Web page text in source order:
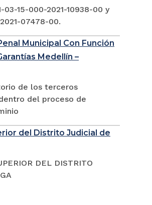
03-15-000-2021-10938-00 y
07478-00.
Municipal Con Función
Medellín –
de los terceros
del proceso de
del Distrito Judicial de
DEL DISTRITO